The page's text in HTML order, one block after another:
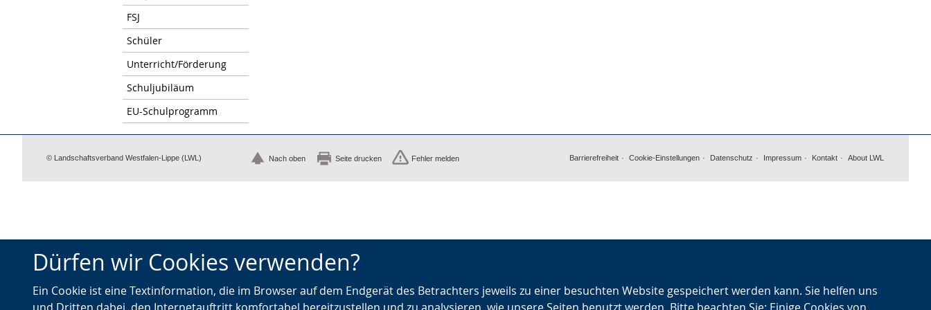
Dürfen wir Cookies verwenden?
Ein Cookie ist eine Textinformation, die im Browser auf dem Endgerät des Betrachters jeweils zu einer besuchten Website gespeichert werden kann. Sie helfen uns
FSJ
Schüler
Unterricht/Förderung
Schuljubiläum
EU-Schulprogramm
© Landschaftsverband Westfalen-Lippe (LWL) Nach oben Seite drucken Fehler melden Barrierefreiheit Cookie-Einstellungen Datenschutz Impressum Kontakt About LWL